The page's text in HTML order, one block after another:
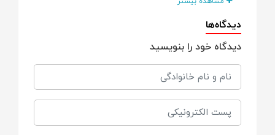
قابلیت شارژ
دارد
گروه سنی
بالای سه سال
دیدگاه‌ها
دیدگاه خود را بنویسید